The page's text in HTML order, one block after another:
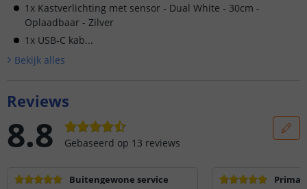
1x Kastverlichting met sensor - Dual White - 30cm -
Oplaadbaar - Zilver
1x USB-C kab...
Bekijk alles
Reviews
8.8 Gebaseerd op 13 reviews
Buitengewone service
Prima